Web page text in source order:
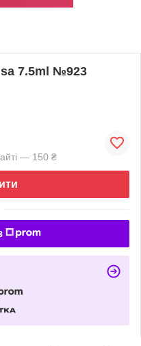
7.5ml №923
— 150 ₴